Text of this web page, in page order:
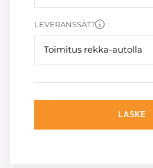
LEVERANSSÄTT
Toimitus rekka-autolla
LASKE